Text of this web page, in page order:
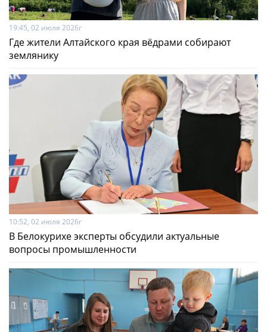
19:45, 02 июля 2026г
Где жители Алтайского края вёдрами собирают
землянику
10:52, 02 июля 2026г
В Белокурихе эксперты обсудили актуальные
вопросы промышленности